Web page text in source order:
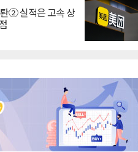
② 실적은 고속 상